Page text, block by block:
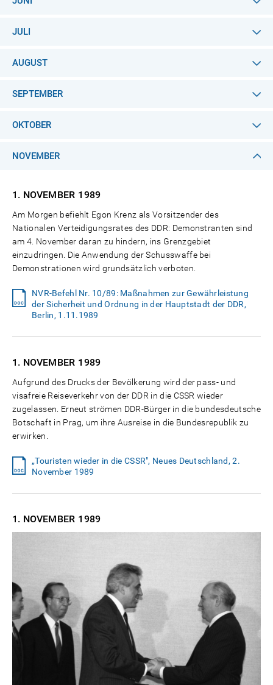
JULI
AUGUST
SEPTEMBER
OKTOBER
NOVEMBER
1. NOVEMBER 1989
Am Morgen befiehlt Egon Krenz als Vorsitzender des
Nationalen Verteidigungsrates des DDR: Demonstranten sind
am 4. November daran zu hindern, ins Grenzgebiet
einzudringen. Die Anwendung der Schusswaffe bei
Demonstrationen wird grundsätzlich verboten.
NVR-Befehl Nr. 10/89: Maßnahmen zur Gewährleistung
der Sicherheit und Ordnung in der Hauptstadt der DDR,
Berlin, 1.11.1989
1. NOVEMBER 1989
Aufgrund des Drucks der Bevölkerung wird der pass- und
visafreie Reiseverkehr von der DDR in die CSSR wieder
zugelassen. Erneut strömen DDR-Bürger in die bundesdeutsche
Botschaft in Prag, um ihre Ausreise in die Bundesrepublik zu
erwirken.
„Touristen wieder in die CSSR", Neues Deutschland, 2.
November 1989
1. NOVEMBER 1989